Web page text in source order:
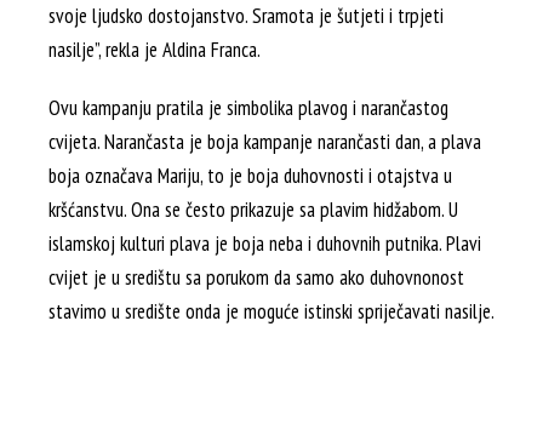
svoje ljudsko dostojanstvo. Sramota je šutjeti i trpjeti
nasilje”, rekla je Aldina Franca.
Ovu kampanju pratila je simbolika plavog i narančastog
cvijeta. Narančasta je boja kampanje narančasti dan, a plava
boja označava Mariju, to je boja duhovnosti i otajstva u
kršćanstvu. Ona se često prikazuje sa plavim hidžabom. U
islamskoj kulturi plava je boja neba i duhovnih putnika. Plavi
cvijet je u središtu sa porukom da samo ako duhovnonost
stavimo u središte onda je moguće istinski spriječavati nasilje.